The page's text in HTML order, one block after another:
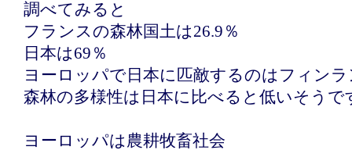
調べてみると
フランスの森林国土は26.9％
日本は69％
ヨーロッパで日本に匹敵するのはフィン
森林の多様性は日本に比べると低いそうで
ヨーロッパは農耕牧畜社会